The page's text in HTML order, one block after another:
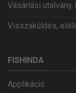
Vásárlási utalvány,
Visszaküldés,
FISHINDA
Applikáció